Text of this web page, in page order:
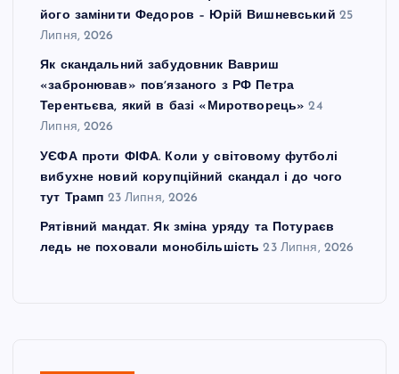
його замінити Федоров – Юрій Вишневський 25
Липня, 2026
Як скандальний забудовник Вавриш
«забронював» повʼязаного з РФ Петра
Терентьєва, який в базі «Миротворець» 24
Липня, 2026
УЄФА проти ФІФА. Коли у світовому футболі
вибухне новий корупційний скандал і до чого
тут Трамп 23 Липня, 2026
Рятівний мандат. Як зміна уряду та Потураєв
ледь не поховали монобільшість 23 Липня, 2026